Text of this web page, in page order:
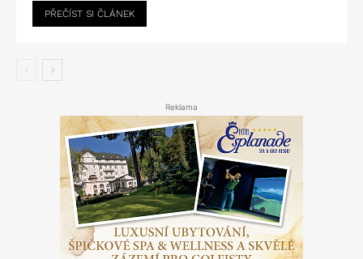
PŘEČÍST SI ČLÁNEK
Reklama